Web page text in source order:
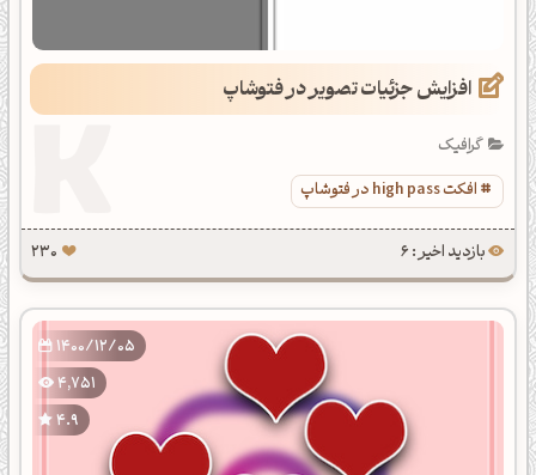
افزایش جزئیات تصویر در فتوشاپ
گرافیک
افکت high pass در فتوشاپ
بازدید اخیر : 6 230
1400/12/05
4,751
4.9